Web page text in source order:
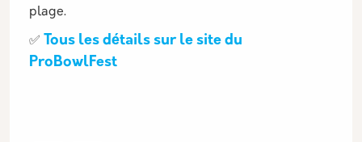
plage.
✅ Tous les détails sur le site du
ProBowlFest